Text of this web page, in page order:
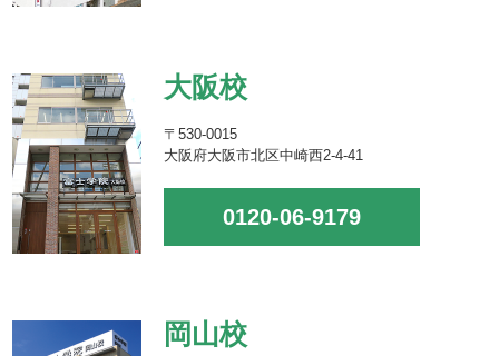
大阪校
〒530-0015
大阪府大阪市北区中崎西2-4-41
0120-06-9179
岡山校